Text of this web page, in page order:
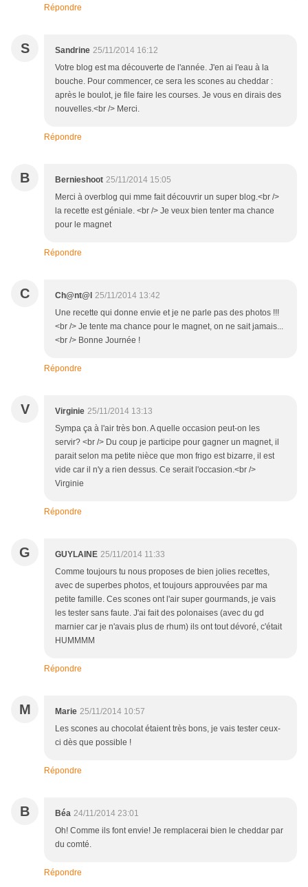
Répondre
S Sandrine 25/11/2014 16:12
Votre blog est ma découverte de l'année. J'en ai l'eau à la
bouche. Pour commencer, ce sera les scones au cheddar :
après le boulot, je file faire les courses. Je vous en dirais des
nouvelles.<br /> Merci.
Répondre
B Bernieshoot 25/11/2014 15:05
Merci à overblog qui mme fait découvrir un super blog.<br />
la recette est géniale. <br /> Je veux bien tenter ma chance
pour le magnet
Répondre
C Ch@nt@l 25/11/2014 13:42
Une recette qui donne envie et je ne parle pas des photos !!!
<br /> Je tente ma chance pour le magnet, on ne sait jamais...
<br /> Bonne Journée !
Répondre
V Virginie 25/11/2014 13:13
Sympa ça à l'air très bon. A quelle occasion peut-on les
servir? <br /> Du coup je participe pour gagner un magnet, il
parait selon ma petite nièce que mon frigo est bizarre, il est
vide car il n'y a rien dessus. Ce serait l'occasion.<br />
Virginie
Répondre
G GUYLAINE 25/11/2014 11:33
Comme toujours tu nous proposes de bien jolies recettes,
avec de superbes photos, et toujours approuvées par ma
petite famille. Ces scones ont l'air super gourmands, je vais
les tester sans faute. J'ai fait des polonaises (avec du gd
marnier car je n'avais plus de rhum) ils ont tout dévoré, c'était
HUMMMM
Répondre
M Marie 25/11/2014 10:57
Les scones au chocolat étaient très bons, je vais tester ceux-
ci dès que possible !
Répondre
B Béa 24/11/2014 23:01
Oh! Comme ils font envie! Je remplacerai bien le cheddar par
du comté.
Répondre